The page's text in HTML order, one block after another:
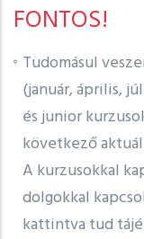
FONTOS!
Tudomásul
(január, április,
és junior
következő
A kurzusokkal
dolgokkal
kattintva tud